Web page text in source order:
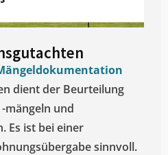
dient der Beurteilung
mängeln und
Es ist bei einer
sinnvoll.